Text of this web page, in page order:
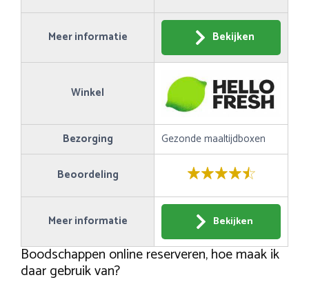
Meer informatie Bekijken
Winkel
Bezorging Gezonde maaltijdboxen
Beoordeling
Meer informatie Bekijken
Boodschappen online reserveren, hoe maak ik
daar gebruik van?